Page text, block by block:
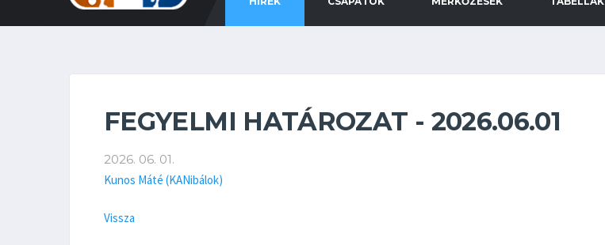
FEGYELMI HATÁROZAT - 2026.06.01
2026. 06. 01.
Kunos Máté (KANibálok)
Vissza